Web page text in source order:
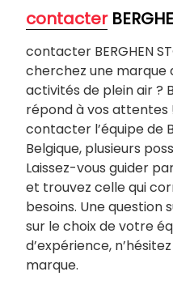
contacter
contacter BERGHEN
cherchez une marque
activités de plein air ?
répond à vos attentes
contacter l’équipe de
Belgique, plusieurs
Laissez-vous guider
et trouvez celle qui
besoins. Une question
sur le choix de votre
d’expérience,
marque.